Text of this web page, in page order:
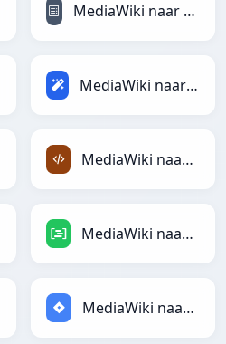
MediaWiki naar reStructuredText
MediaWiki naar Magic
MediaWiki naar XML
MediaWiki naar DAX
MediaWiki naar Jira